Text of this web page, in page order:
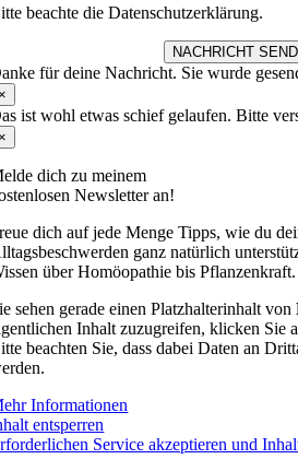
beachte die Datenschutzerklärung.
NACHRICHT
für deine Nachricht. Sie wurde
ist wohl etwas schief gelaufen. Bitte
dich zu meinem
Newsletter an!
dich auf jede Menge Tipps, wie du
ganz natürlich
über Homöopathie bis Pflanzenkraft.
sehen gerade einen Platzhalterinhalt von
Inhalt zuzugreifen, klicken Sie
beachten Sie, dass dabei Daten an
Informationen
entsperren
Service akzeptieren und